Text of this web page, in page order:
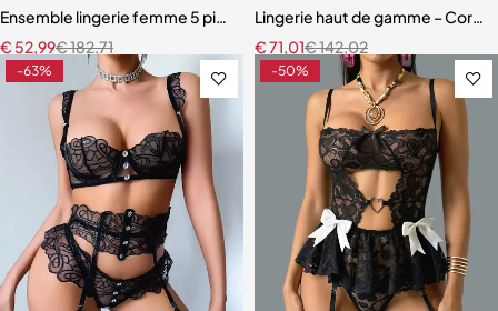
Ensemble lingerie femme 5 pièces – Dentelle brodée florale avec
€182,71
€ 52,99
Lingerie haut de gamme –
€142,02
€71,01
-63% -50%